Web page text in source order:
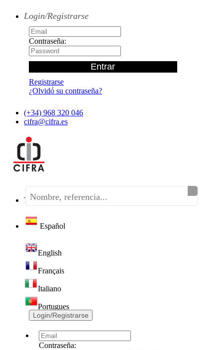
Login/Registrarse
Contraseña:
Registrarse
¿Olvidó su contraseña?
(+34) 968 320 046
cifra@cifra.es
Teléfono:(+34) 968 320 046
Español
English
Français
Italiano
Portugues
Login/Registrarse
Contraseña: